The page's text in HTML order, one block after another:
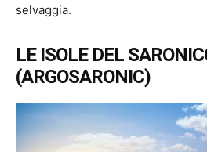
selvaggia.
LE ISOLE DEL
(ARGOSARONIC)